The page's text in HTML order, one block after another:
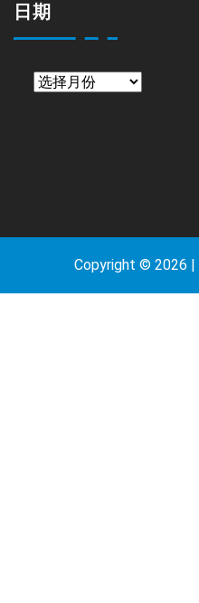
日期
Copyright © 2026 |